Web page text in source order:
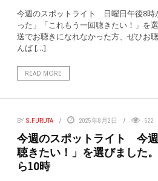
今週のスポットライト 日曜日午後8
った」「これもう一回聴きたい！」を
送でお聴きになれなかった方、ぜひお
んば […]
READ MORE
BY S.FURUTA 2025年8月2日 522
今週のスポットライト 今
聴きたい！」を選びました
ら10時